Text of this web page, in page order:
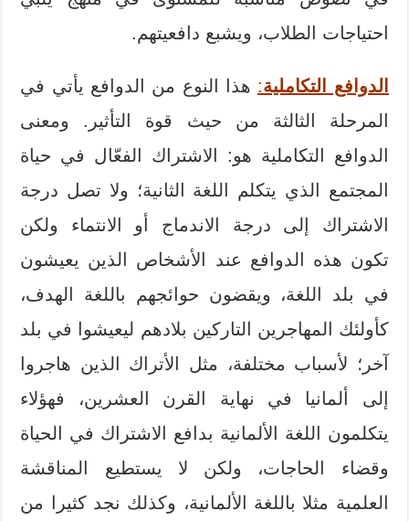
احتياجات الطلاب، ويشبع دافعيتهم.
الدوافع التكاملية: هذا النوع من الدوافع يأتي في
المرحلة الثالثة من حيث قوة التأثير. ومعنى
الدوافع التكاملية هو: الاشتراك الفعّال في حياة
المجتمع الذي يتكلم اللغة الثانية؛ ولا تصل درجة
الاشتراك إلى درجة الاندماج أو الانتماء ولكن
تكون هذه الدوافع عند الأشخاص الذين يعيشون
في بلد اللغة، ويقضون حوائجهم باللغة الهدف،
كأولئك المهاجرين التاركين بلادهم ليعيشوا في بلد
آخر؛ لأسباب مختلفة، مثل الأتراك الذين هاجروا
إلى ألمانيا في نهاية القرن العشرين، فهؤلاء
يتكلمون اللغة الألمانية بدافع الاشتراك في الحياة
وقضاء الحاجات، ولكن لا يستطيع المناقشة
العلمية مثلا باللغة الألمانية، وكذلك نجد كثيرا من